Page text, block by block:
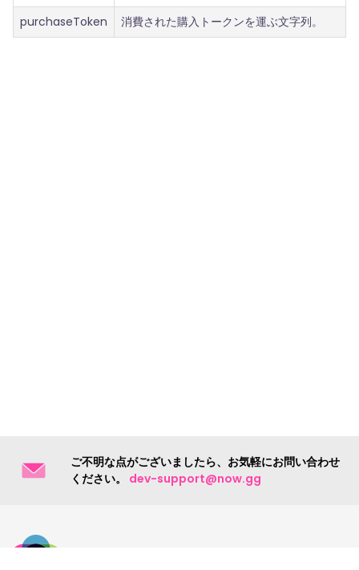
purchaseToken
消費された購入トークンを運ぶ文字列。
ご不明な点がございましたら、お気軽にお問い合わせ
ください。
dev-support@now.gg